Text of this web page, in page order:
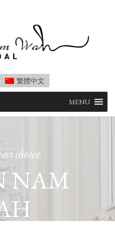
繁體中文
content
MENU
choice
NAM